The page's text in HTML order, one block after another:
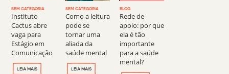
SEM CATEGORIA
Instituto
Cactus abre
vaga para
Estágio em
Comunicação
LEIA MAIS
SEM CATEGORIA
Como a leitura
pode se
tornar uma
aliada da
saúde mental
LEIA MAIS
BLOG
Rede de
apoio: por que
ela é tão
importante
para a saúde
mental?